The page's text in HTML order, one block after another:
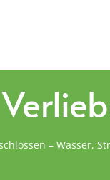
– Wasser,